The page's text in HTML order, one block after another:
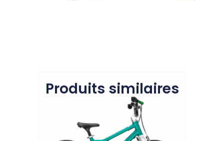
Produits similaires